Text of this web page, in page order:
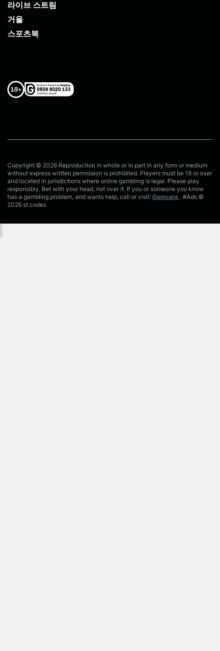
라이브 스트림
거울
스포츠북
Copyright © 2026 Reproduction in whole or in part in any form or medium
without express written permission is prohibited. Players must be 18 or over
and located in jurisdictions where online gambling is legal. Please play
responsibly. Bet with your head, not over it. If you or someone you know
has a gambling problem, and wants help, call or visit: Gamcare . #Ads ©
2026 st.codes